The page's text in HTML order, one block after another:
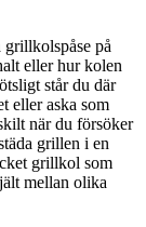
grillkolspåse på
eller hur kolen
står du där
eller aska som
när du försöker
grillen i en
grillkol som
mellan olika